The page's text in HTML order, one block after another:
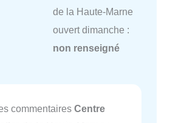
de la Haute-Marne
ouvert dimanche :
non renseigné
commentaires Centre